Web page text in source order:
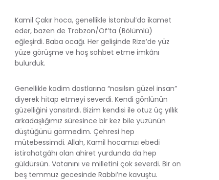
Kamil Çakır hoca, genellikle İstanbul’da ikamet
eder, bazen de Trabzon/Of’ta (Bölümlü)
eğleşirdi. Baba ocağı. Her gelişinde Rize’de yüz
yüze görüşme ve hoş sohbet etme imkânı
bulurduk.
Genellikle kadim dostlarına “nasılsın güzel insan”
diyerek hitap etmeyi severdi. Kendi gönlünün
güzelliğini yansıtırdı. Bizim kendisi ile otuz üç yıllık
arkadaşlığımız süresince bir kez bile yüzünün
düştüğünü görmedim. Çehresi hep
mütebessimdi. Allah, Kamil hocamızı ebedi
istirahatgâhı olan ahiret yurdunda da hep
güldürsün. Vatanını ve milletini çok severdi. Bir on
beş temmuz gecesinde Rabbi’ne kavuştu.